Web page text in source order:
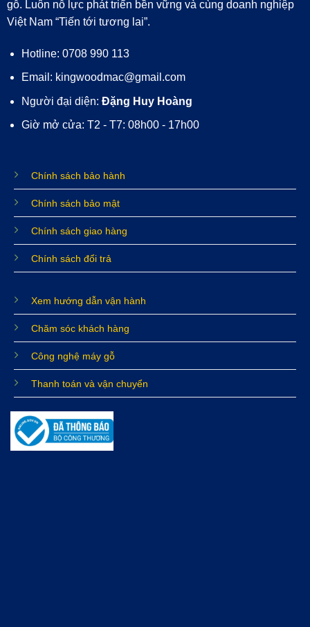
gỗ. Luôn nỗ lực phát triển bền vững và cùng doanh nghiệp
Việt Nam “Tiến tới tương lai”.
Hotline: 0708 990 113
Email: kingwoodmac@gmail.com
Người đại diện: Đặng Huy Hoàng
Giờ mở cửa: T2 - T7: 08h00 - 17h00
Chính sách bảo hành
Chính sách bảo mật
Chính sách giao hàng
Chính sách đổi trả
Xem hướng dẫn vận hành
Chăm sóc khách hàng
Công nghệ máy gỗ
Thanh toán và vận chuyển